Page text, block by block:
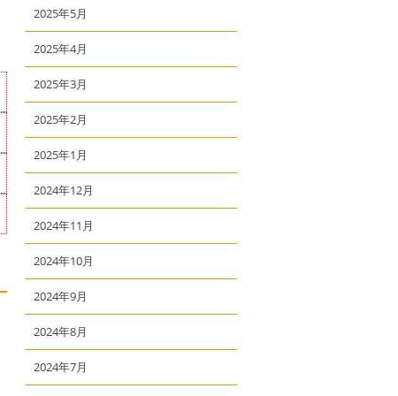
2025年5月
2025年4月
2025年3月
2025年2月
2025年1月
2024年12月
2024年11月
2024年10月
2024年9月
2024年8月
2024年7月